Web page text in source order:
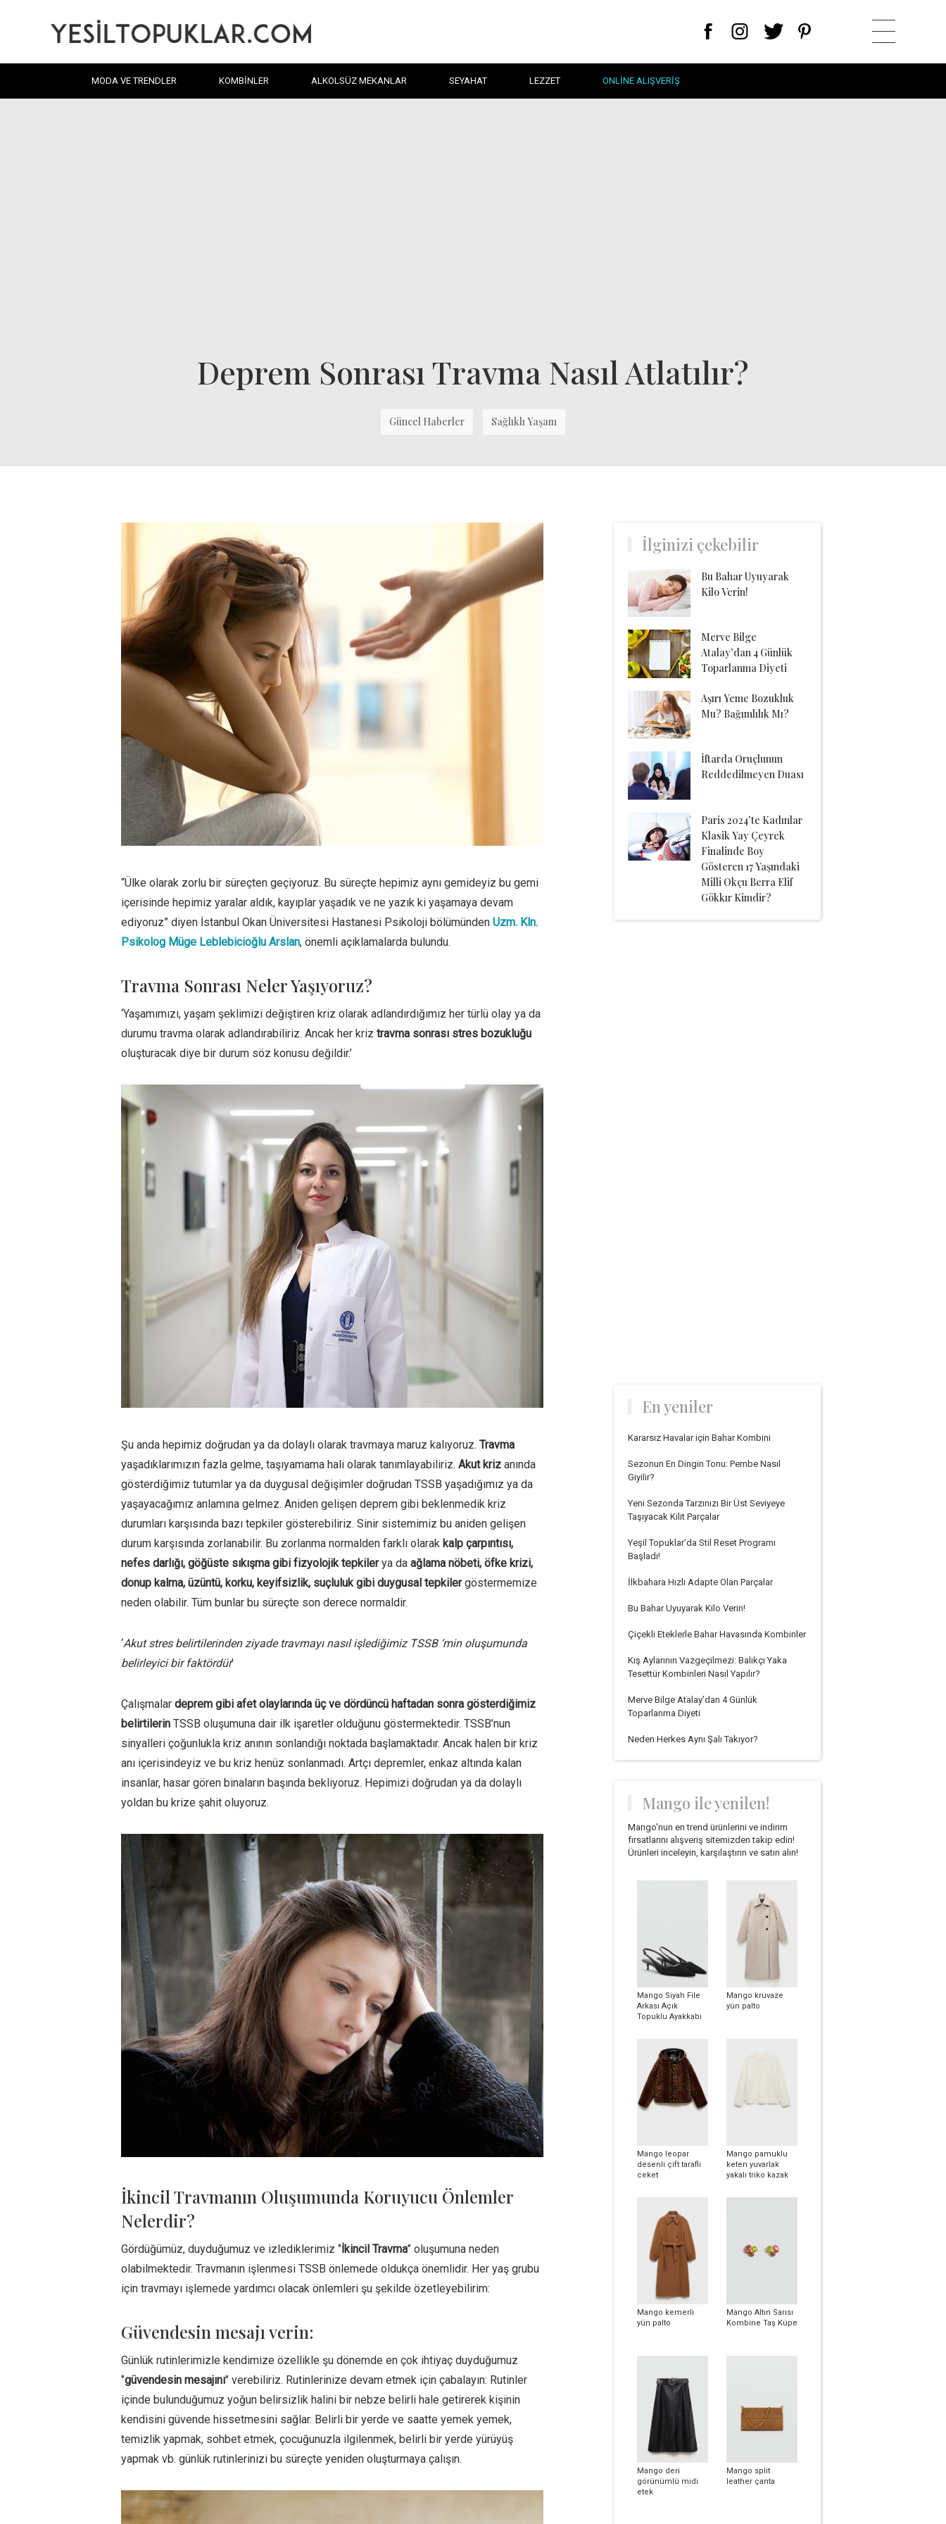
MODA VE TRENDLER KOMBINLER ALKOLSÜZ MEKANLAR SEYAHAT LEZZET ONLINE ALIŞVERIŞ
Deprem Sonrası Travma Nasıl Atlatılır?
Güncel Haberler Sağlıklı Yaşam
“Ülke olarak zorlu bir süreçten geçiyoruz. Bu süreçte hepimiz aynı gemideyiz bu gemi
içerisinde hepimiz yaralar aldık, kayıplar yaşadık ve ne yazık ki yaşamaya devam
ediyoruz” diyen İstanbul Okan Üniversitesi Hastanesi Psikoloji bölümünden Uzm. Kln.
Psikolog Müge Leblebicioğlu Arslan, önemli açıklamalarda bulundu.
Travma Sonrası Neler Yaşıyoruz?
‘Yaşamımızı, yaşam şeklimizi değiştiren kriz olarak adlandırdığımız her türlü olay ya da
durumu travma olarak adlandırabiliriz. Ancak her kriz travma sonrası stres bozukluğu
oluşturacak diye bir durum söz konusu değildir.’
Şu anda hepimiz doğrudan ya da dolaylı olarak travmaya maruz kalıyoruz. Travma
yaşadıklarımızın fazla gelme, taşıyamama hali olarak tanımlayabiliriz. Akut kriz anında
gösterdiğimiz tutumlar ya da duygusal değişimler doğrudan TSSB yaşadığımız ya da
yaşayacağımız anlamına gelmez. Aniden gelişen deprem gibi beklenmedik kriz
durumları karşısında bazı tepkiler gösterebiliriz. Sinir sistemimiz bu aniden gelişen
durum karşısında zorlanabilir. Bu zorlanma normalden farklı olarak kalp çarpıntısı,
nefes darlığı, göğüste sıkışma gibi fizyolojik tepkilerya da ağlama nöbeti, öfke krizi,
donup kalma, üzüntü, korku, keyifsizlik, suçluluk gibi duygusal tepkilergöstermemize
neden olabilir. Tüm bunlar bu süreçte son derece normaldir.
‘Akut stres belirtilerinden ziyade travmayı nasıl işlediğimiz TSSB ‘min oluşumunda
belirleyici bir faktördür’
Çalışmalar deprem gibi afet olaylarında üç ve dördüncü haftadan sonra gösterdiğimiz
belirtilerin TSSB oluşumuna dair ilk işaretler olduğunu göstermektedir. TSSB’nun
sinyalleri çoğunlukla kriz anının sonlandığı noktada başlamaktadır. Ancak halen bir kriz
anı içerisindeyiz ve bu kriz henüz sonlanmadı. Artçı depremler, enkaz altında kalan
insanlar, hasar gören binaların başında bekliyoruz. Hepimizi doğrudan ya da dolaylı
yoldan bu krize şahit oluyoruz.
İkincil Travmanın Oluşumunda Koruyucu Önlemler
Nelerdir?
Gördüğümüz, duyduğumuz ve izlediklerimiz ‘’İkincil Travma’’ oluşumuna neden
olabilmektedir. Travmanın işlenmesi TSSB önlemede oldukça önemlidir. Her yaş grubu
için travmayı işlemede yardımcı olacak önlemleri şu şekilde özetleyebilirim:
Güvendesin mesajı verin:
Günlük rutinlerimizle kendimize özellikle şu dönemde en çok ihtiyaç duyduğumuz
‘’güvendesin mesajını’’ verebiliriz. Rutinlerinize devam etmek için çabalayın: Rutinler
içinde bulunduğumuz yoğun belirsizlik halini bir nebze belirli hale getirerek kişinin
kendisini güvende hissetmesini sağlar. Belirli bir yerde ve saatte yemek yemek,
temizlik yapmak, sohbet etmek, çocuğunuzla ilgilenmek, belirli bir yerde yürüyüş
yapmak vb. günlük rutinlerinizi bu süreçte yeniden oluşturmaya çalışın.
İlginizi çekebilir
Bu Bahar Uyuyarak
Kilo Verin!
Merve Bilge
Atalay’dan 4 Günlük
Toparlanma Diyeti
Aşırı Yeme Bozukluk
Mu? Bağımlılık Mı?
İftarda Oruçlunun
Reddedilmeyen Duası
Paris 2024’te Kadınlar
Klasik Yay Çeyrek
Finalinde Boy
Gösteren 17 Yaşındaki
Milli Okçu Berra Elif
Gökkır Kimdir?
En yeniler
Kararsız Havalar için Bahar Kombini
Sezonun En Dingin Tonu: Pembe Nasıl
Giyilir?
Yeni Sezonda Tarzınızı Bir Üst Seviyeye
Taşıyacak Kilit Parçalar
Yeşil Topuklar’da Stil Reset Programı
Başladı!
İlkbahara Hızlı Adapte Olan Parçalar
Bu Bahar Uyuyarak Kilo Verin!
Çiçekli Eteklerle Bahar Havasında Kombinler
Kış Aylarının Vazgeçilmezi: Balıkçı Yaka
Tesettür Kombinleri Nasıl Yapılır?
Merve Bilge Atalay’dan 4 Günlük
Toparlanma Diyeti
Neden Herkes Aynı Şalı Takıyor?
Mango ile yenilen!
Mango'nun en trend ürünlerini ve indirim
fırsatlarını alışveriş sitemizden takip edin!
Ürünleri inceleyin, karşılaştırın ve satın alın!
Mango Siyah File
Arkası Açık
Topuklu Ayakkabı
Mango kruvaze
yün palto
Mango leopar
desenli çift taraflı
ceket
Mango pamuklu
keten yuvarlak
yakalı triko kazak
Mango kemerli
yün palto
Mango Altın Sarısı
Kombine Taş Küpe
Mango deri
görünümlü midi
etek
Mango split
leather çanta